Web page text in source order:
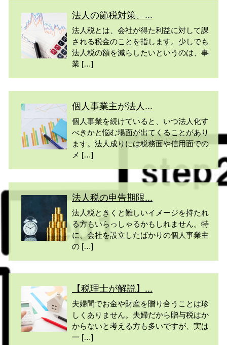
法人の節税対策、...
法人税とは、会社が得た利益に対して課
される税金のことを指します。少しでも
法人税の額を減らしたいというのは、事
業 […]
個人事業主が法人...
個人事業を続けていると、いつ法人化す
べきかと悩む場面が出てくることがあり
ます。法人成りには税務面や信用面での
メ […]
法人税の申告期限...
法人税ときくと難しいイメージを持たれ
る方もいらっしゃるかもしれません。特
に、会社を設立したばかりの個人事業主
の […]
【税理士が解説】...
夫婦間でお金や財産を贈り合うことは珍
しくありません。夫婦だから贈与税はか
からないと考える方も多いですが、実は
一 […]